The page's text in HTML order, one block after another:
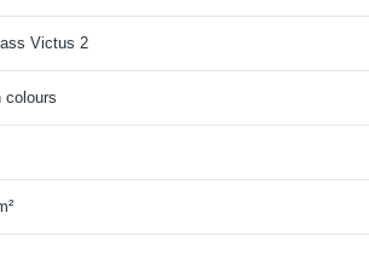
Victus 2
colours